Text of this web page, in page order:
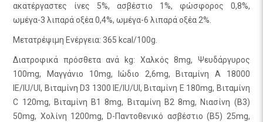
ακατέργαστες ίνες 5%, ασβέστιο 1%, φώσφορος 0,8%,
ωμέγα-3 λιπαρά οξέα 0,4%, ωμέγα-6 λιπαρά οξέα 2%.
Μετατρέψιμη Ενέργεια: 365 kcal/100g.
Διατροφικά πρόσθετα ανά kg: Χαλκός 8mg, Ψευδάργυρος
100mg, Μαγγάνιο 10mg, Ιώδιο 2,6mg, Βιταμίνη A 18000
IE/IU/UI, Βιταμίνη D3 1300 IE/IU/UI, Βιταμίνη E 180mg, Βιταμίνη
C 120mg, Βιταμίνη B1 8mg, Βιταμίνη B2 8mg, Νιασίνη (B3)
50mg, Χολίνη 1200mg, D-Παντοθενικό ασβέστιο (Β5) 25mg,